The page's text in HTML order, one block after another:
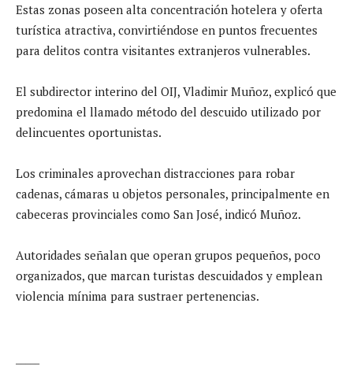
Estas zonas poseen alta concentración hotelera y oferta
turística atractiva, convirtiéndose en puntos frecuentes
para delitos contra visitantes extranjeros vulnerables.
El subdirector interino del OIJ, Vladimir Muñoz, explicó que
predomina el llamado método del descuido utilizado por
delincuentes oportunistas.
Los criminales aprovechan distracciones para robar
cadenas, cámaras u objetos personales, principalmente en
cabeceras provinciales como San José, indicó Muñoz.
Autoridades señalan que operan grupos pequeños, poco
organizados, que marcan turistas descuidados y emplean
violencia mínima para sustraer pertenencias.